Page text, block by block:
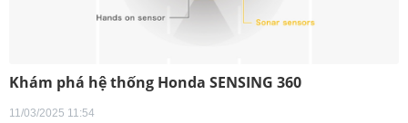
Khám phá hệ thống Honda SENSING 360
11/03/2025 11:54